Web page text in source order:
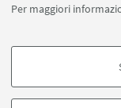
Per maggiori
COOKIE DI
©Copyright 2026 -